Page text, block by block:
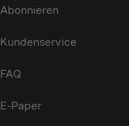
Abonnieren
Kundenservice
FAQ
E-Paper